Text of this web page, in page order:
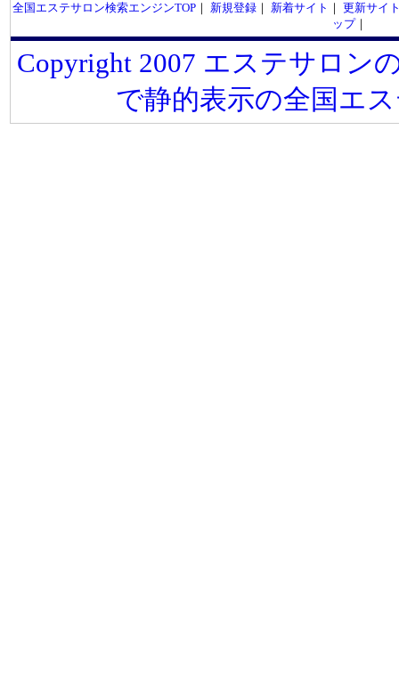
全国エステサロン検索エンジンTOP｜ 新規登録｜ 新着サイト ｜ 更新サイ
ップ｜
Copyright 2007 エステサロン
で静的表示の全国エ